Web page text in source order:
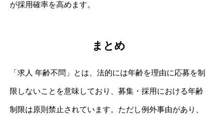
が採用確率を高めます。
まとめ
「求人 年齢不問」とは、法的には年齢を理由に応募を制
限しないことを意味しており、募集・採用における年齢
制限は原則禁止されています。ただし例外事由があり、